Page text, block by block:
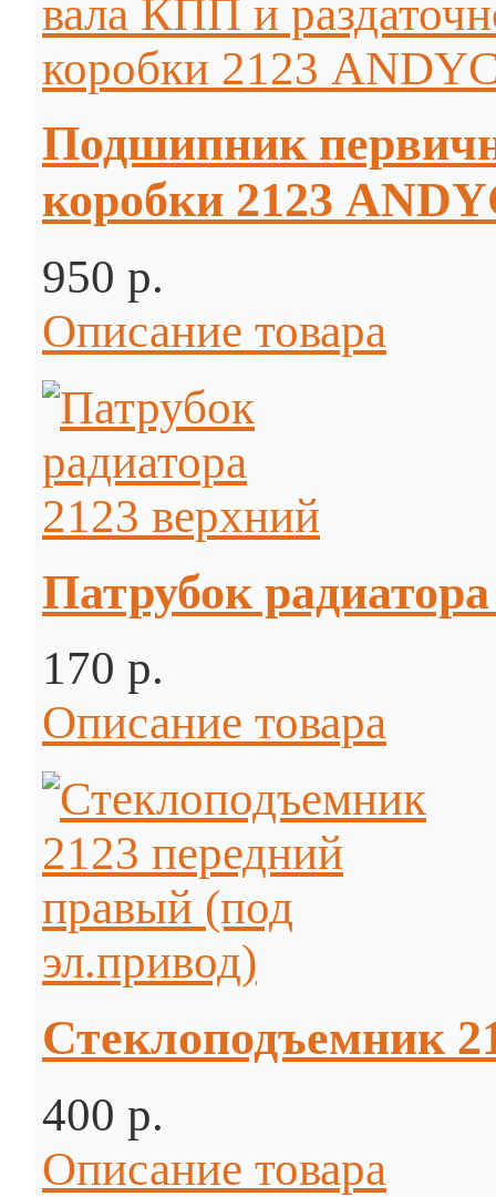
Подшипник
коробки 2123
950 p.
Описание товара
Патрубок
170 p.
Описание товара
Стеклоподъемник
400 p.
Описание товара